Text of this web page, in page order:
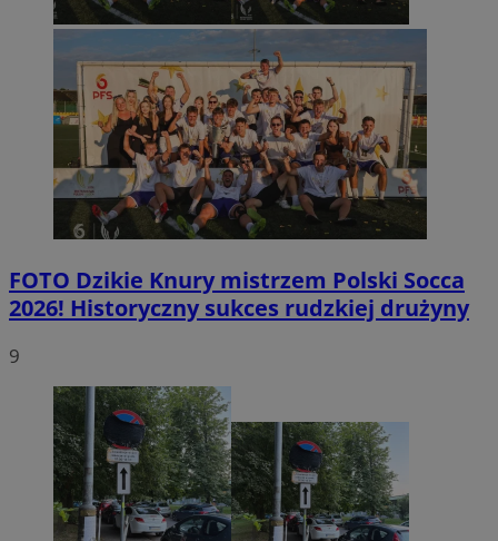
FOTO Dzikie Knury mistrzem Polski Socca
2026! Historyczny sukces rudzkiej drużyny
9